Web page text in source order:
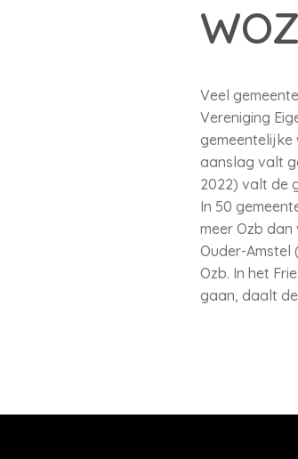
Veel
Vereniging
aanslag valt
2022) valt de
In 50
meer Ozb
Ouder-Amstel
Ozb. In het
gaan, daalt